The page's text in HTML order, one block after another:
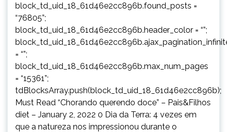
block_td_uid_18_61d46e2cc896b.found_posts =
“76805”;
block_td_uid_18_61d46e2cc896b.header_color = “”;
= “”;
block_td_uid_18_61d46e2cc896b.max_num_pages
= “15361”;
tdBlocksArray.push(block_td_uid_18_61d46e2cc896b);
Must Read “Chorando querendo doce” – Pais&Filhos
diet – January 2, 2022 0 Dia da Terra: 4 vezes em
que a natureza nos impressionou durante o